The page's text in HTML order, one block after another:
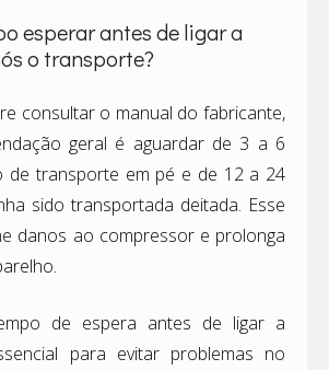
esperar antes de ligar a
o transporte?
consultar o manual do fabricante,
geral é aguardar de 3 a 6
de transporte em pé e de 12 a 24
sido transportada deitada. Esse
danos ao compressor e prolonga
de espera antes de ligar a
para evitar problemas no